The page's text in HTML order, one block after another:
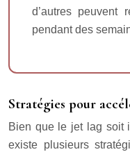
d’autres peuvent
pendant des
Stratégies pour
Bien que le jet lag soit
existe plusieurs